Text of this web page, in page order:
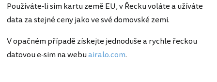
Používáte-li sim kartu země EU, v Řecku voláte a užíváte
data za stejné ceny jako ve své domovské zemi.
V opačném případě získejte jednoduše a rychle řeckou
datovou e-sim na webuairalo.com.